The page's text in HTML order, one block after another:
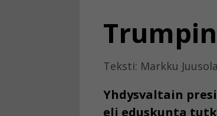
Teksti: Markku Juusola
Yhdysvaltain
eli eduskunta